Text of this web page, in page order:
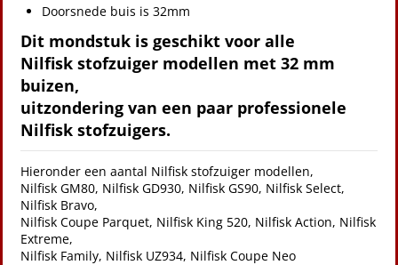
Doorsnede buis is 32mm
Dit mondstuk is geschikt voor alle
Nilfisk stofzuiger modellen met 32 mm
buizen,
uitzondering van een paar professionele
Nilfisk stofzuigers.
Hieronder een aantal Nilfisk stofzuiger modellen,
Nilfisk GM80, Nilfisk GD930, Nilfisk GS90, Nilfisk Select,
Nilfisk Bravo,
Nilfisk Coupe Parquet, Nilfisk King 520, Nilfisk Action, Nilfisk
Extreme,
Nilfisk Family, Nilfisk UZ934, Nilfisk Coupe Neo